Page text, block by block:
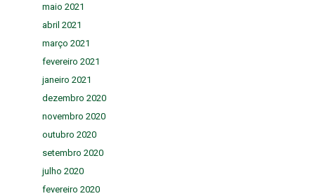
maio 2021
abril 2021
março 2021
fevereiro 2021
janeiro 2021
dezembro 2020
novembro 2020
outubro 2020
setembro 2020
julho 2020
fevereiro 2020